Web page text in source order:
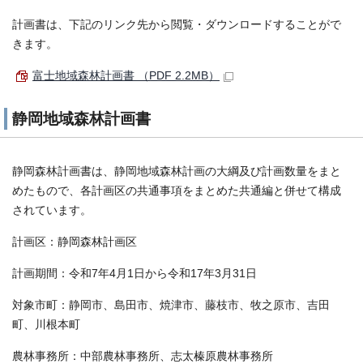
計画書は、下記のリンク先から閲覧・ダウンロードすることがで
きます。
富士地域森林計画書 （PDF 2.2MB）
静岡地域森林計画書
静岡森林計画書は、静岡地域森林計画の大綱及び計画数量をまと
めたもので、各計画区の共通事項をまとめた共通編と併せて構成
されています。
計画区：静岡森林計画区
計画期間：令和7年4月1日から令和17年3月31日
対象市町：静岡市、島田市、焼津市、藤枝市、牧之原市、吉田
町、川根本町
農林事務所：中部農林事務所、志太榛原農林事務所